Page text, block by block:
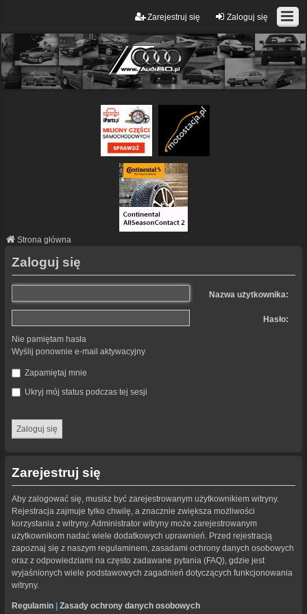
Zaloguj się
Zarejestruj się
Strona główna
Zaloguj się
Nazwa użytkownika:
Hasło:
Nie pamiętam hasła
Wyślij ponownie e-mail aktywacyjny
Zapamiętaj mnie
Ukryj mój status podczas tej sesji
Zarejestruj się
Aby zalogować się, musisz być zarejestrowanym użytkownikiem witryny.
Rejestracja zajmuje tylko chwilę, a znacznie zwiększa możliwości
korzystania z witryny. Administrator witryny może zarejestrowanym
użytkownikom nadać wiele dodatkowych uprawnień. Przed rejestracją
zapoznaj się z naszym regulaminem, zasadami ochrony danych osobowych
oraz z odpowiedziami na często zadawane pytania (FAQ), gdzie jest
wyjaśnionych wiele podstawowych zagadnień dotyczących funkcjonowania
witryny.
Regulamin | Zasady ochrony danych osobowych